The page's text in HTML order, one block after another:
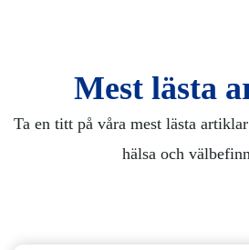
Mest lästa
Ta en titt på våra mest lästa
hälsa och